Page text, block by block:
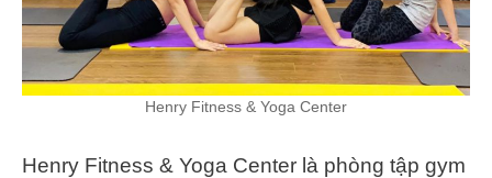
Henry Fitness & Yoga Center
Henry Fitness & Yoga Center là phòng tập gym